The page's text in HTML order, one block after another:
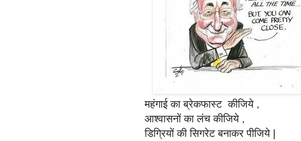
महंगाई का ब्रेकफास्ट कीजिये ,
आश्वासनों का लंच कीजिये ,
डिग्रियों की सिगरेट बनाकर पीजिये |